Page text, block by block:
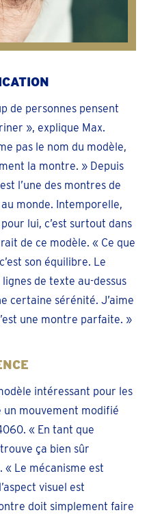
de personnes pensent
», explique Max.
pas le nom du modèle,
la montre. » Depuis
l’une des montres de
monde. Intemporelle,
lui, c’est surtout dans
de ce modèle. « Ce que
son équilibre. Le
de texte au-dessus
certaine sérénité. J’aime
une montre parfaite. »
intéressant pour les
un mouvement modifié
« En tant que
ça bien sûr
Le mécanisme est
visuel est
doit simplement faire